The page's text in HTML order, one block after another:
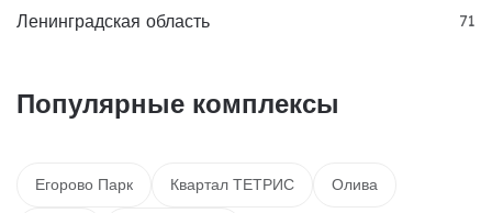
Ленинградская область 71
Популярные комплексы
Егорово Парк Квартал ТЕТРИС Олива